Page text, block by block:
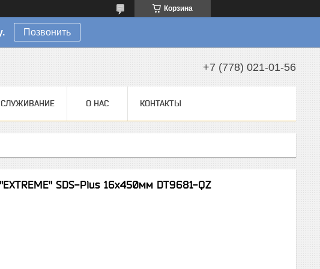
Корзина
Позвонить
+7 (778) 021-01-56
О НАС КОНТАКТЫ
SDS-Plus 16х450мм DT9681-QZ